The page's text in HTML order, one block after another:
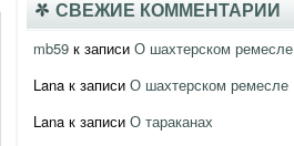
СВЕЖИЕ КОММЕНТАРИИ
mb59 к записи О шахтерском ремесле
Lana к записи О шахтерском ремесле
Lana к записи О тараканах